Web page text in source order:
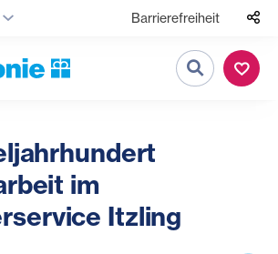
Barrierefreiheit
Suche
im
Itzling